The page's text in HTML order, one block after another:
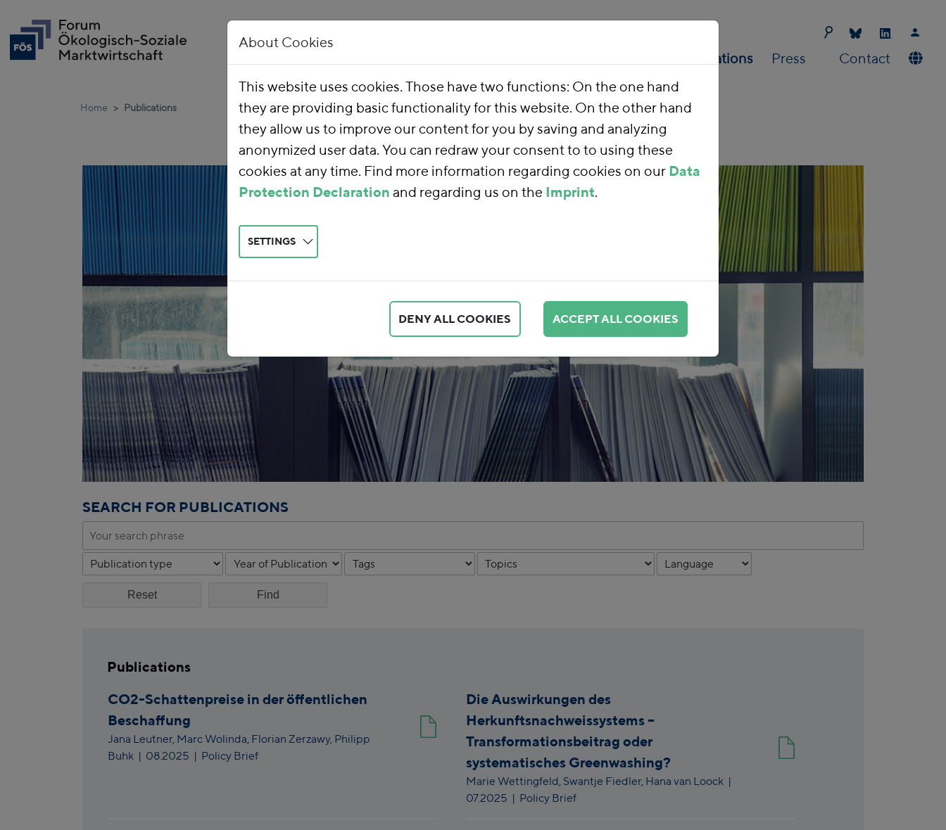
Publications Press Contact
Home Publications
SEARCH FOR PUBLICATIONS
Reset
Publications
CO2-Schattenpreise in der öffentlichen
Beschaffung
Jana Leutner, Marc Wolinda, Florian Zerzawy, Philipp
Buhk | 08.2025 | Policy Brief
Die Auswirkungen des
Herkunftsnachweissystems –
Transformationsbeitrag oder
systematisches Greenwashing?
Marie Wettingfeld, Swantje Fiedler, Hana van Loock|
07.2025 | Policy Brief
About Cookies
This website uses cookies. Those have two functions: On the one hand
they are providing basic functionality for this website. On the other hand
they allow us to improve our content for you by saving and analyzing
anonymized user data. You can redraw your consent to to using these
cookies at any time. Find more information regarding cookies on our Data
Protection Declaration and regarding us on the Imprint.
SETTINGS
DENY ALL COOKIES ACCEPT ALL COOKIES